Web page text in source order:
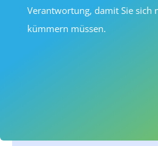
Verantwortung, damit Sie sich
kümmern müssen.